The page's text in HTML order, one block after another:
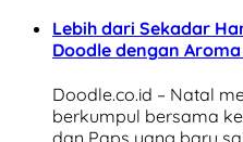
Lebih dari Sekadar
Doodle dengan
Doodle.co.id – Natal
berkumpul bersama